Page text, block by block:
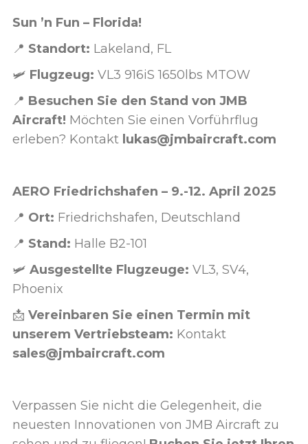
Sun ’n Fun – Florida!
📍 Standort: Lakeland, FL
🛩️ Flugzeug: VL3 916iS 1650lbs MTOW
📍 Besuchen Sie den Stand von JMB
Aircraft! Möchten Sie einen Vorführflug
erleben? Kontakt lukas@jmbaircraft.com
AERO Friedrichshafen – 9.-12. April 2025
📍 Ort: Friedrichshafen, Deutschland
📍 Stand: Halle B2-101
🛩️ Ausgestellte Flugzeuge: VL3, SV4,
Phoenix
📩 Vereinbaren Sie einen Termin mit
unserem Vertriebsteam: Kontakt
sales@jmbaircraft.com
Verpassen Sie nicht die Gelegenheit, die
neuesten Innovationen von JMB Aircraft zu